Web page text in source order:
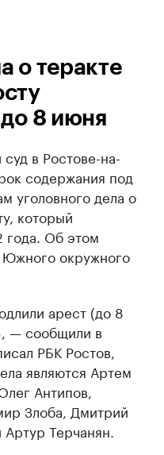
о теракте
8 июня
в Ростове-на-
содержания под
уголовного дела о
который
года. Об этом
окружного
арест (до 8
— сообщили в
РБК Ростов,
являются Артем
Антипов,
Злоба, Дмитрий
Терчанян.